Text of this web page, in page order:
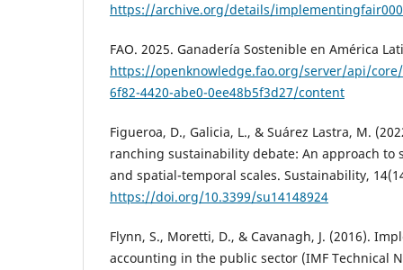
https://archive.org/details/
FAO. 2025. Ganadería Sostenible en América
https://openknowledge.fao.org/server/api/
6f82-4420-abe0-0ee48b5f3d27/content
Figueroa, D., Galicia, L., & Suárez Lastra, M.
ranching sustainability debate: An approach to
and spatial-temporal scales. Sustainability,
https://doi.org/10.3399/su14148924
Flynn, S., Moretti, D., & Cavanagh, J. (2016).
accounting in the public sector (IMF Technical